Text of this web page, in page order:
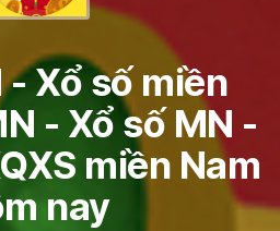
- Xổ số miền
- Xổ số MN -
miền Nam
nay